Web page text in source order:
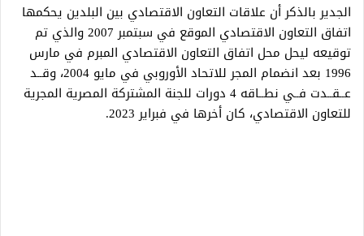
الجدير بالذكر أن علاقات التعاون الاقتصادي بين البلدين يحكمها
اتفاق التعاون الاقتصادي الموقع في سبتمبر 2007 والذي تم
توقيعه ليحل محل اتفاق التعاون الاقتصادي المبرم في مارس
1996 بعد انضمام المجر للاتحاد الأوروبي في مايو 2004، وقــد
عــقــدت فــي نطــاقه 4 دورات للجنة المشتركة المصرية المجرية
للتعاون الاقتصادي، كان أخرها في فبراير 2023.